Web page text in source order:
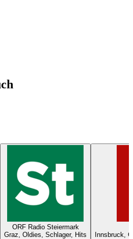
ORF Radio Steiermark
Graz, Oldies, Schlager, Hits
Innsbruck,